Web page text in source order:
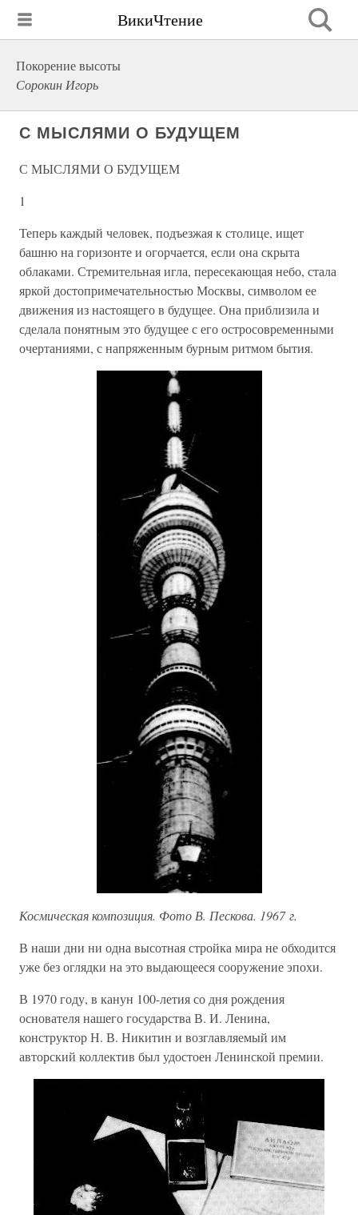
ВикиЧтение
Покорение высоты
Сорокин Игорь
С МЫСЛЯМИ О БУДУЩЕМ
С МЫСЛЯМИ О БУДУЩЕМ
1
Теперь каждый человек, подъезжая к столице, ищет
башню на горизонте и огорчается, если она скрыта
облаками. Стремительная игла, пересекающая небо, стала
яркой достопримечательностью Москвы, символом ее
движения из настоящего в будущее. Она приблизила и
сделала понятным это будущее с его остросовременными
очертаниями, с напряженным бурным ритмом бытия.
Космическая композиция. Фото В. Пескова. 1967 г.
В наши дни ни одна высотная стройка мира не обходится
уже без оглядки на это выдающееся сооружение эпохи.
В 1970 году, в канун 100-летия со дня рождения
основателя нашего государства В. И. Ленина,
конструктор Н. В. Никитин и возглавляемый им
авторский коллектив был удостоен Ленинской премии.